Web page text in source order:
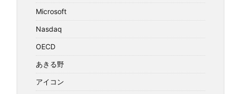
Microsoft
Nasdaq
OECD
あきる野
アイコン